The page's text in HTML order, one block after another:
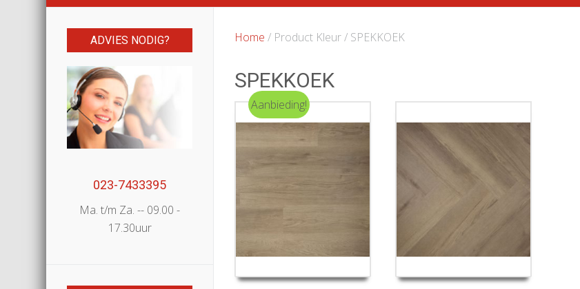
Home / Product Kleur / SPEKKOEK
SPEKKOEK
Aanbieding!
ADVIES NODIG?
023-7433395
Ma. t/m Za. -- 09.00 -
17.30uur